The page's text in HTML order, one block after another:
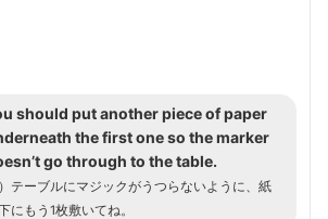
should put another piece of paper
the first one so the marker
go through to the table.
テーブルにマジックがうつらないように、紙
にもう1枚敷いてね。